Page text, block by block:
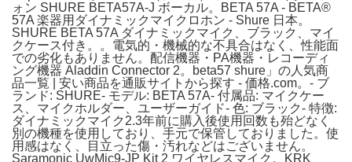
ォン SHURE BETA57A-J ボーカル。BETA 57A - BETA®
57A 楽器用ダイナミックマイクロホン - Shure 日本。
SHURE BETA 57A ダイナミックマイク、ブラック、マイ
クケース付き。。電気的・機械的な不具合はなく、性能面
での劣化もありません。配信機器・PA機器・レコーディ
ング機器 Aladdin Connector 2。beta57 shure」の人気商
品一覧 | 安い商品を通販サイトから探す - 価格.com。- ブ
ランド: SHURE- モデル: BETA 57A- 付属品: マイクケー
ス、マイクホルダー、ユーザーガイド- 色: ブラック- 特徴:
ダイナミックマイク2.3年前に購入後使用回数も殆どなく
別の機種を使用しており、手元で保管しておりました。使
用感はなく、目立った傷・汚れなどはございません。
Saramonic UwMic9-JP Kit 2 ワイヤレスマイク。KRK